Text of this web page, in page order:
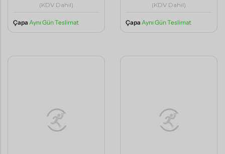
(KDV Dahil)
Çapa Aynı Gün Teslimat
(KDV Dahil)
Çapa Aynı Gün Teslimat